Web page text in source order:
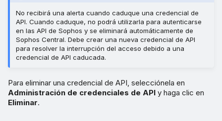
No recibirá una alerta cuando caduque una credencial de
API. Cuando caduque, no podrá utilizarla para autenticarse
en las API de Sophos y se eliminará automáticamente de
Sophos Central. Debe crear una nueva credencial de API
para resolver la interrupción del acceso debido a una
credencial de API caducada.
Para eliminar una credencial de API, selecciónela en
Administración de credenciales de API y haga clic en
Eliminar.